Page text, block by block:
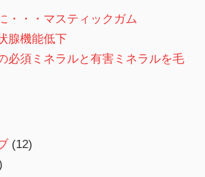
・・・マスティックガム
腺機能低下
必須ミネラルと有害ミネラルを毛
(12)